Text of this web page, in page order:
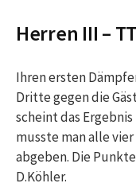
Herren III –
Ihren ersten
Dritte gegen die
scheint das
musste man alle
abgeben. Die
D.Köhler.